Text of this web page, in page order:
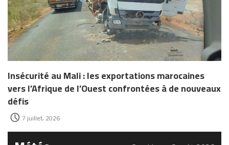
Insécurité au Mali : les exportations marocaines
vers l’Afrique de l’Ouest confrontées à de nouveaux
défis
7 juillet، 2026